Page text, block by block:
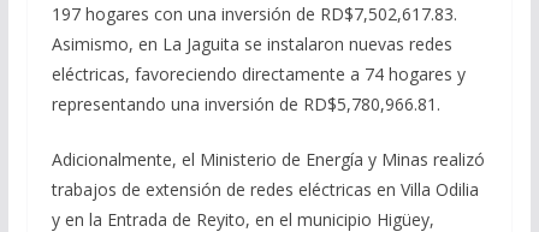
197 hogares con una inversión de RD$7,502,617.83.
Asimismo, en La Jaguita se instalaron nuevas redes
eléctricas, favoreciendo directamente a 74 hogares y
representando una inversión de RD$5,780,966.81.
Adicionalmente, el Ministerio de Energía y Minas realizó
trabajos de extensión de redes eléctricas en Villa Odilia
y en la Entrada de Reyito, en el municipio Higüey,